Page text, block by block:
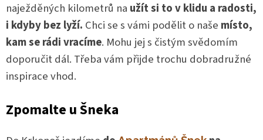
naježděných kilometrů na užít si to v klidu a radosti,
i kdyby bez lyží. Chci se s vámi podělit o naše místo,
kam se rádi vracíme. Mohu jej s čistým svědomím
doporučit dál. Třeba vám přijde trochu dobradružné
inspirace vhod.
Zpomalte u Šneka